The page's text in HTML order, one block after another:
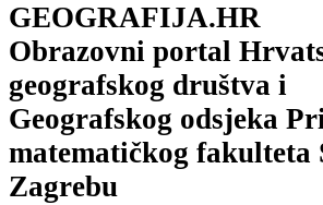
GEOGRAFIJA.HR
Obrazovni portal
geografskog društva i
Geografskog odsjeka
matematičkog fakulteta
Zagrebu